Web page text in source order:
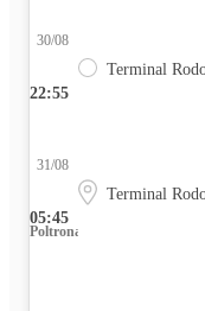
22:55
30/08
Terminal
05:45
31/08
Terminal
Poltrona